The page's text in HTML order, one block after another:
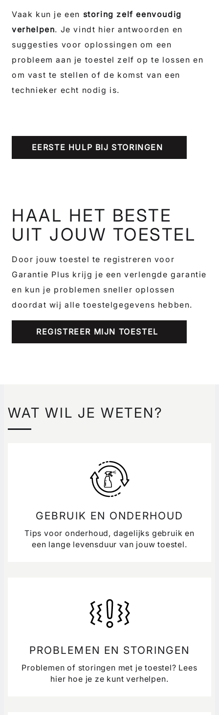
Vaak kun je een storing zelf eenvoudig
verhelpen. Je vindt hier antwoorden en
suggesties voor oplossingen om een
probleem aan je toestel zelf op te lossen en
om vast te stellen of de komst van een
technieker echt nodig is.
EERSTE HULP BIJ STORINGEN
HAAL HET BESTE
UIT JOUW TOESTEL
Door jouw toestel te registreren voor
Garantie Plus krijg je een verlengde garantie
en kun je problemen sneller oplossen
doordat wij alle toestelgegevens hebben.
REGISTREER MIJN TOESTEL
WAT WIL JE WETEN?
GEBRUIK EN ONDERHOUD
Tips voor onderhoud, dagelijks gebruik en
een lange levensduur van jouw toestel.
PROBLEMEN EN STORINGEN
Problemen of storingen met je toestel? Lees
hier hoe je ze kunt verhelpen.